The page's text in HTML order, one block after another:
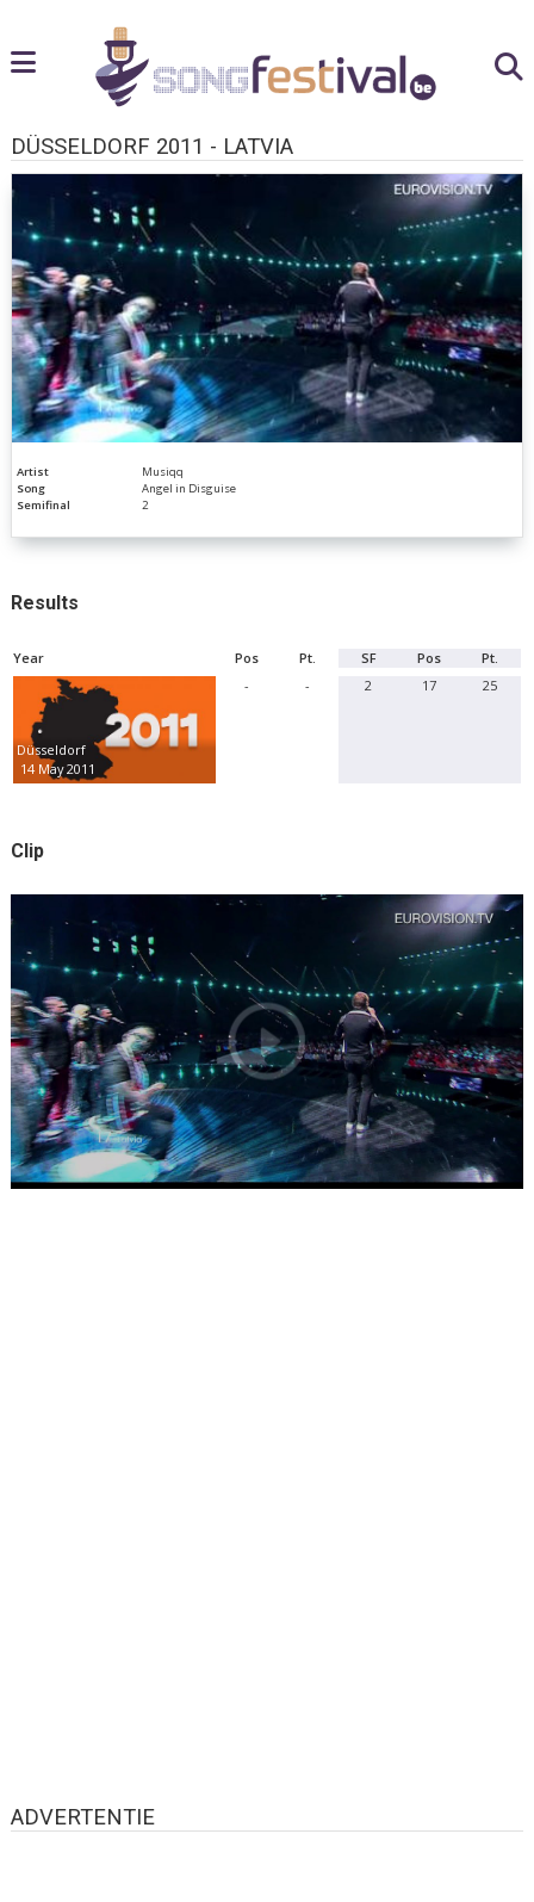
DÜSSELDORF 2011 - LATVIA
Artist
Musiqq
Song
Angel in Disguise
Semifinal
2
Results
Year Pos Pt. SF Pos Pt.
Düsseldorf
14 May 2011
- - 2 17 25
Clip
ADVERTENTIE